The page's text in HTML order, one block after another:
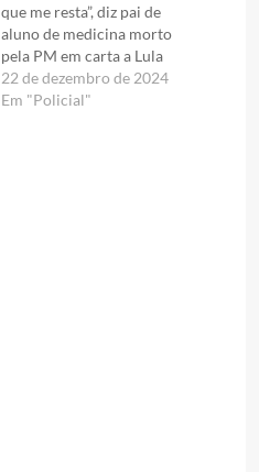
que me resta”, diz pai de
aluno de medicina morto
pela PM em carta a Lula
22 de dezembro de 2024
Em "Policial"